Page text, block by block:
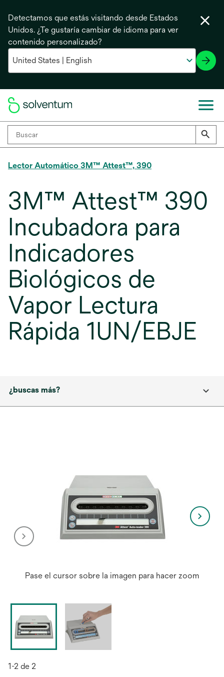
Detectamos que estás visitando desde Estados
Unidos. ¿Te gustaría cambiar de idioma para ver
contenido personalizado?
Lector Automático 3M™ Attest™, 390
3M™ Attest™ 390
Incubadora para
Indicadores
Biológicos de
Vapor Lectura
Rápida 1UN/EBJE
¿buscas más?
Pase el cursor sobre la imagen para hacer zoom
1-2 de 2